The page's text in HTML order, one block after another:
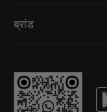
ब्रांड